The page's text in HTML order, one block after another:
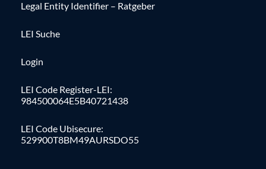
Legal Entity Identifier – Ratgeber
LEI Suche
Login
LEI Code Register-LEI:
984500064E5B40721438
LEI Code Ubisecure:
529900T8BM49AURSDO55